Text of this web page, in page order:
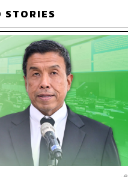
การสาธารณะของบริษัทได้
ให้ปลอดคอร์รัปชัน ชัชชาติ
ดียวจบ (One Stop Service)
ญาตและผู้ให้อนุญาตไม่ต้อง
โต๊ะ ควบคู่กันไปต้องใช้ระบบ
ให้ประชาชนทราบว่าเรื่องถึง
ลาที่กำหนดหรือไม่ นอกจาก
ห้ กทม. นำระบบ
ตรวจสอบการขออนุญาตที่มี
ะยะร่น ระยะเว้น ทำให้
STORIES